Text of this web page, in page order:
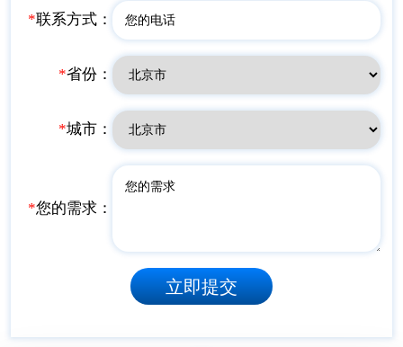
*联系方式：
*省份：
*城市：
*您的需求：
立即提交